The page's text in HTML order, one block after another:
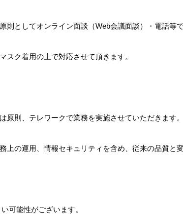
としてオンライン面談（Web会議面談）・電話等
スク着用の上で対応させて頂きます。
則、テレワークで業務を実施させていただきます。
上の運用、情報セキュリティを含め、従来の品質と
可能性がございます。